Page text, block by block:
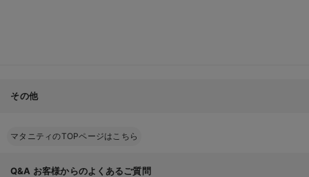
その他
マタニティのTOPページはこちら
Q&A お客様からのよくあるご質問